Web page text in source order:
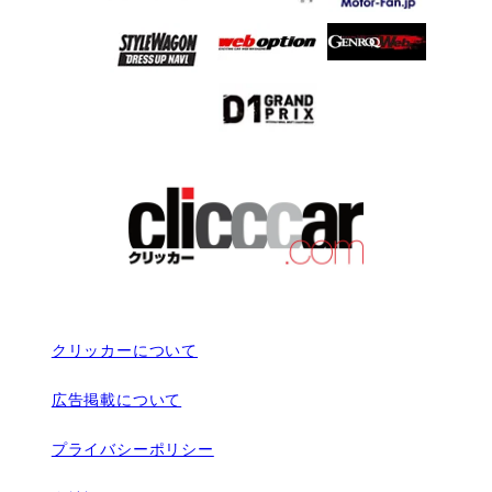
クリッカーについて
広告掲載について
プライバシーポリシー